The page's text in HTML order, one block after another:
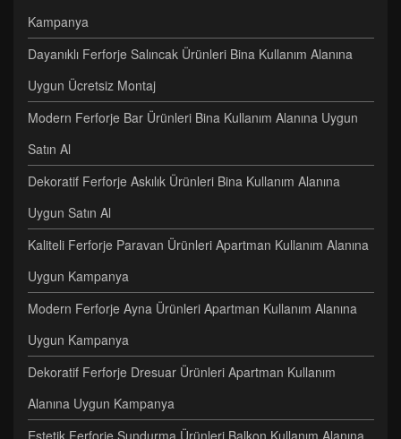
Kampanya
Dayanıklı Ferforje Salıncak Ürünleri Bina Kullanım Alanına
Uygun Ücretsiz Montaj
Modern Ferforje Bar Ürünleri Bina Kullanım Alanına Uygun
Satın Al
Dekoratif Ferforje Askılık Ürünleri Bina Kullanım Alanına
Uygun Satın Al
Kaliteli Ferforje Paravan Ürünleri Apartman Kullanım Alanına
Uygun Kampanya
Modern Ferforje Ayna Ürünleri Apartman Kullanım Alanına
Uygun Kampanya
Dekoratif Ferforje Dresuar Ürünleri Apartman Kullanım
Alanına Uygun Kampanya
Estetik Ferforje Sundurma Ürünleri Balkon Kullanım Alanına